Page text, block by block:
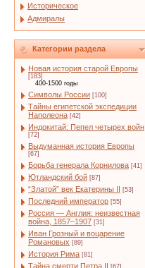
Историческое
Адмиралы
Категории раздела
Новая история старой Европы
[183]
400-1500 годы
Символы России [100]
Тайны египетской экспедиции
Наполеона [42]
Индокитай: Пепел четырех войн
[72]
Выдуманная история Европы
[67]
Борьба генерала Корнилова [41]
Ютландский бой [87]
“Златой” век Екатерины II [53]
Последний император [55]
Россия — Англия: неизвестная
война, 1857–1907 [31]
Иван Грозный и воцарение
Романовых [89]
История Рима [81]
Тайна смерти Петра II [67]